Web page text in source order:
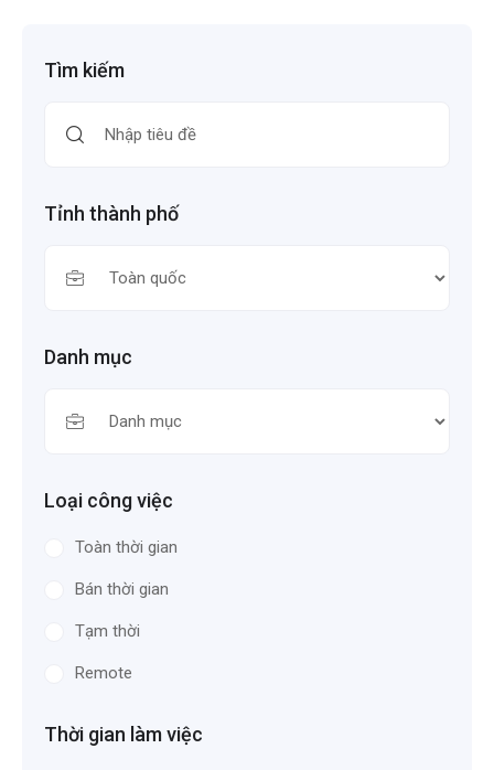
Tìm kiếm
Tỉnh thành phố
Danh mục
Loại công việc
Toàn thời gian
Bán thời gian
Tạm thời
Remote
Thời gian làm việc